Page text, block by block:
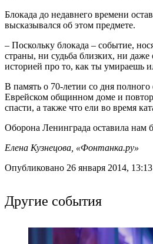
Блокада до недавнего времени
высказывался об этом предмете.
– Поскольку блокада – событие,
страны, ни судьба близких, ни даже
историей про то, как ты умираешь
В память о 70-летии со дня
Еврейском общинном доме и
спасти, а также что ели во время
Оборона Ленинграда оставила нам
Елена Кузнецова, «Фонтанка.ру»
Опубликовано 26 января 2014, 13:13
Другие события